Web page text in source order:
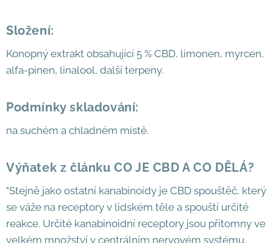
Složení:
Konopný extrakt obsahující 5 % CBD, limonen, myrcen,
alfa-pinen, linalool, další terpeny.
Podmínky skladování:
na suchém a chladném místě.
Výňatek z článku CO JE CBD A CO DĚLÁ?
"Stejně jako ostatní kanabinoidy je CBD spouštěč, který
se váže na receptory v lidském těle a spouští určité
reakce. Určité kanabinoidní receptory jsou přítomny ve
velkém množství v centrálním nervovém systému,